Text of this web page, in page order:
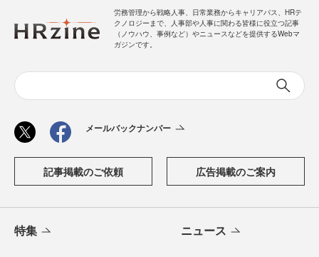
労務管理から戦略人事、日常業務からキャリアパス、HRテ
クノロジーまで、人事部や人事に関わる皆様に役立つ記事
（ノウハウ、事例など）やニュースなどを提供するWebマ
ガジンです。
メールバックナンバー
記事掲載のご依頼 広告掲載のご案内
特集 ニュース